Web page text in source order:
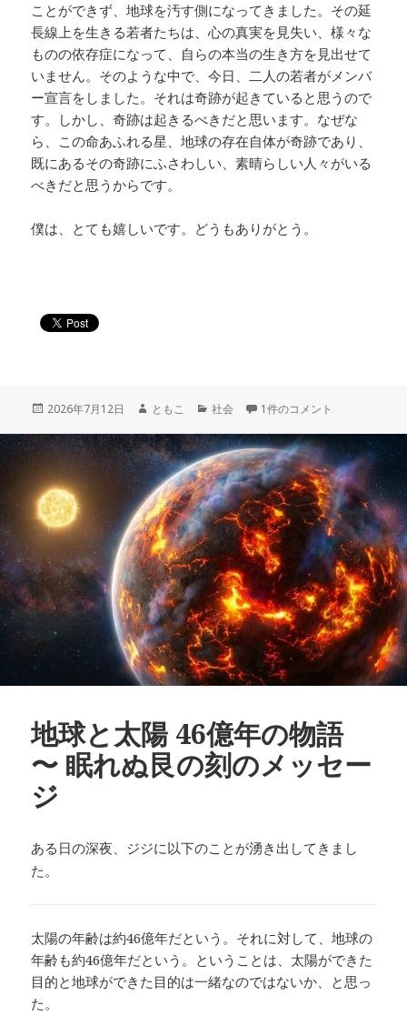
ことができず、地球を汚す側になってきました。その延
長線上を生きる若者たちは、心の真実を見失い、様々な
ものの依存症になって、自らの本当の生き方を見出せて
いません。そのような中で、今日、二人の若者がメンバ
ー宣言をしました。それは奇跡が起きていると思うので
す。しかし、奇跡は起きるべきだと思います。なぜな
ら、この命あふれる星、地球の存在自体が奇跡であり、
既にあるその奇跡にふさわしい、素晴らしい人々がいる
べきだと思うからです。
僕は、とても嬉しいです。どうもありがとう。
投
日:
2026年7月12日
作
者
ともこ
カ
ゴ
リ
ー
社会 10代の新メンバーを迎えて
1件のコメント
地球と太陽 46億年の物語
〜 眠れぬ艮の刻のメッセー
ジ
ある日の深夜、ジジに以下のことが湧き出してきまし
た。
太陽の年齢は約46億年だという。それに対して、地球の
年齢も約46億年だという。ということは、太陽ができた
目的と地球ができた目的は一緒なのではないか、と思っ
た。